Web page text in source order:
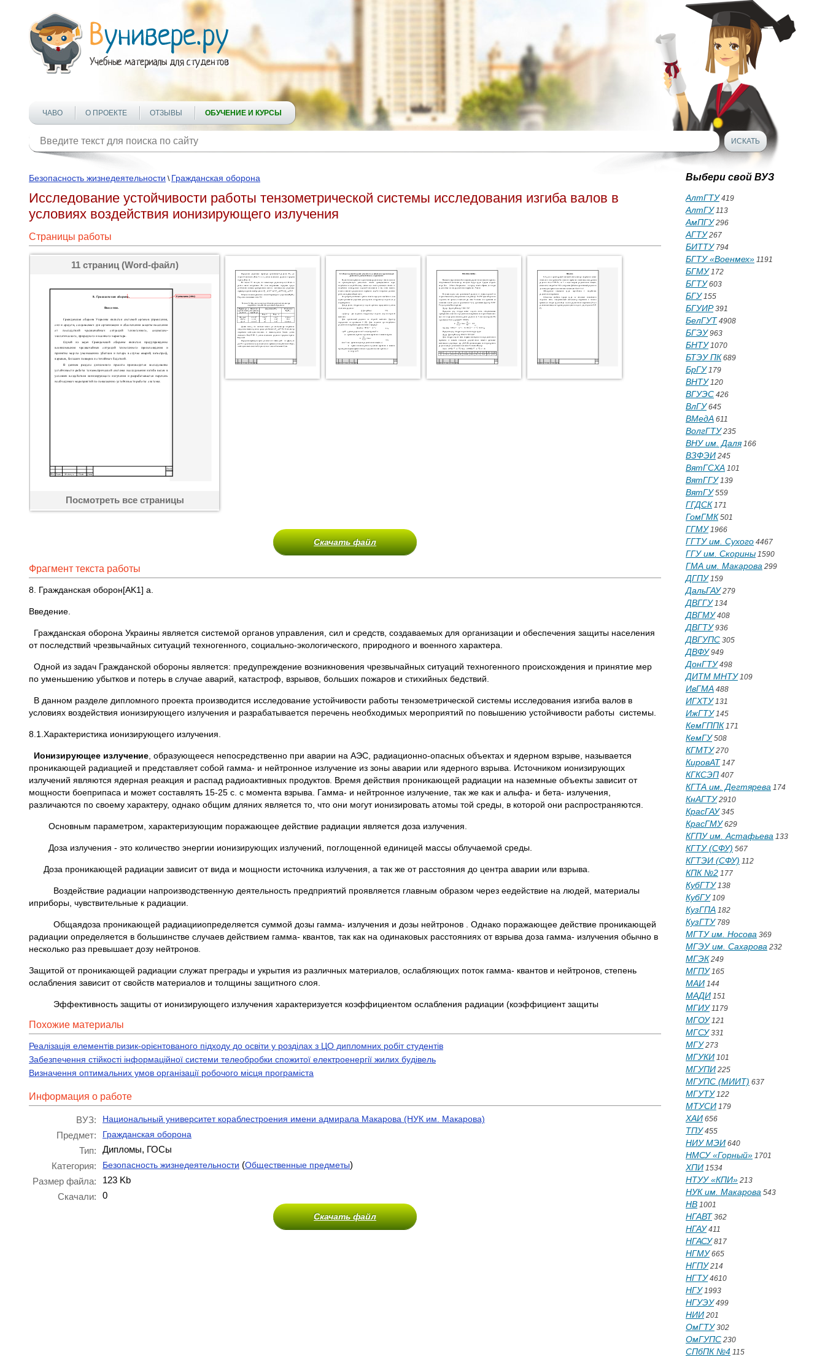
ЧАВО О ПРОЕКТЕ ОТЗЫВЫ ОБУЧЕНИЕ И КУРСЫ
Безопасность жизнедеятельности \ Гражданская оборона
Исследование устойчивости работы тензометрической системы исследования изгиба валов в
условиях воздействия ионизирующего излучения
Страницы работы
11 страниц (Word-файл)
Посмотреть все страницы
Скачать файл
Фрагмент текста работы
8. Гражданская оборон[AK1] а.
Введение.
Гражданская оборона Украины является системой органов управления, сил и средств, создаваемых для организации и обеспечения защиты населения
от последствий чрезвычайных ситуаций техногенного, социально-экологического, природного и военного характера.
Одной из задач Гражданской обороны является: предупреждение возникновения чрезвычайных ситуаций техногенного происхождения и принятие мер
по уменьшению убытков и потерь в случае аварий, катастроф, взрывов, больших пожаров и стихийных бедствий.
В данном разделе дипломного проекта производится исследование устойчивости работы тензометрической системы исследования изгиба валов в
условиях воздействия ионизирующего излучения и разрабатывается перечень необходимых мероприятий по повышению устойчивости работы системы.
8.1.Характеристика ионизирующего излучения.
Ионизирующее излучение , образующееся непосредственно при аварии на АЭС, радиационно-опасных объектах и ядерном взрыве, называется
проникающей радиацией и представляет собой гамма- и нейтронное излучение из зоны аварии или ядерного взрыва. Источником ионизирующих
излучений являются ядерная реакция и распад радиоактивных продуктов. Время действия проникающей радиации на наземные объекты зависит от
мощности боеприпаса и может составлять 15-25 с. с момента взрыва. Гамма- и нейтронное излучение, так же как и альфа- и бета- излучения,
различаются по своему характеру, однако общим дляних является то, что они могут ионизировать атомы той среды, в которой они распространяются.
Основным параметром, характеризующим поражающее действие радиации является доза излучения.
Доза излучения - это количество энергии ионизирующих излучений, поглощенной единицей массы облучаемой среды.
Доза проникающей радиации зависит от вида и мощности источника излучения, а так же от расстояния до центра аварии или взрыва.
Воздействие радиации напроизводственную деятельность предприятий проявляется главным образом через еедействие на людей, материалы
иприборы, чувствительные к радиации.
Общаядоза проникающей радиацииопределяется суммой дозы гамма- излучения и дозы нейтронов . Однако поражающее действие проникающей
радиации определяется в большинстве случаев действием гамма- квантов, так как на одинаковых расстояниях от взрыва доза гамма- излучения обычно в
несколько раз превышает дозу нейтронов.
Защитой от проникающей радиации служат преграды и укрытия из различных материалов, ослабляющих поток гамма- квантов и нейтронов, степень
ослабления зависит от свойств материалов и толщины защитного слоя.
Эффективность защиты от ионизирующего излучения характеризуется коэффициентом ослабления радиации (коэффициент защиты
Похожие материалы
Реалізація елементів ризик-орієнтованого підходу до освіти у розділах з ЦО дипломних робіт студентів
Забезпечення стійкості інформаційної системи телеобробки спожитої електроенергії жилих будівель
Визначення оптимальних умов організації робочого місця програміста
Информация о работе
ВУЗ: Национальный университет кораблестроения имени адмирала Макарова (НУК им. Макарова)
Предмет: Гражданская оборона
Тип:
Дипломы, ГОСы
Категория:
Безопасность жизнедеятельности (Общественные предметы)
Размер файла:
123 Kb
Скачали:
0
Скачать файл
Выбери свой ВУЗ
АлтГТУ419
АлтГУ113
АмПГУ296
АГТУ267
БИТТУ794
БГТУ «Военмех» 1191
БГМУ172
БГТУ603
БГУ155
БГУИР391
БелГУТ 4908
БГЭУ963
БНТУ1070
БТЭУ ПК 689
БрГУ179
ВНТУ120
ВГУЭС 426
ВлГУ645
ВМедА 611
ВолгГТУ235
ВНУ им. Даля166
ВЗФЭИ 245
ВятГСХА 101
ВятГГУ139
ВятГУ559
ГГДСК 171
ГомГМК 501
ГГМУ1966
ГГТУ им. Сухого 4467
ГГУ им. Скорины 1590
ГМА им. Макарова 299
ДГПУ159
ДальГАУ279
ДВГГУ134
ДВГМУ408
ДВГТУ936
ДВГУПС 305
ДВФУ949
ДонГТУ498
ДИТМ МНТУ109
ИвГМА 488
ИГХТУ131
ИжГТУ145
КемГППК 171
КемГУ508
КГМТУ270
КировАТ 147
КГКСЭП 407
КГТА им. Дегтярева 174
КнАГТУ2910
КрасГАУ345
КрасГМУ629
КГПУ им. Астафьева 133
КГТУ (СФУ) 567
КГТЭИ (СФУ) 112
КПК №2 177
КубГТУ138
КубГУ109
КузГПА 182
КузГТУ789
МГТУ им. Носова 369
МГЭУ им. Сахарова 232
МГЭК 249
МГПУ165
МАИ 144
МАДИ 151
МГИУ1179
МГОУ121
МГСУ331
МГУ273
МГУКИ 101
МГУПИ 225
МГУПС (МИИТ) 637
МГУТУ122
МТУСИ 179
ХАИ 656
ТПУ455
НИУ МЭИ 640
НМСУ «Горный» 1701
ХПИ 1534
НТУУ «КПИ» 213
НУК им. Макарова 543
НВ 1001
НГАВТ 362
НГАУ411
НГАСУ817
НГМУ665
НГПУ214
НГТУ4610
НГУ1993
НГУЭУ499
НИИ 201
ОмГТУ302
ОмГУПС 230
СПбПК №4 115